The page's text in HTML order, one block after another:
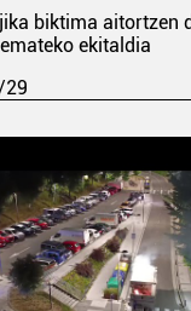
biktima aitortzen
ekitaldia
29